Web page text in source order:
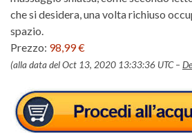
che si desidera, una volta richiuso
spazio.
Prezzo: 98,99 €
(alla data del Oct 13, 2020 13:33:36 UTC –